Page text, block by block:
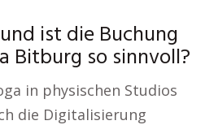
ist die Buchung
Bitburg so sinnvoll?
in physischen Studios
die Digitalisierung